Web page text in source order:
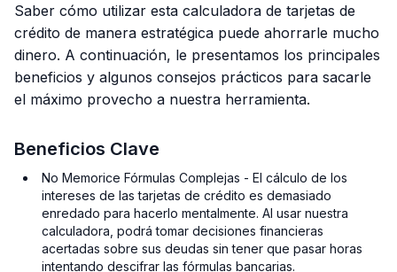
Saber cómo utilizar esta calculadora de tarjetas de
crédito de manera estratégica puede ahorrarle mucho
dinero. A continuación, le presentamos los principales
beneficios y algunos consejos prácticos para sacarle
el máximo provecho a nuestra herramienta.
Beneficios Clave
No Memorice Fórmulas Complejas - El cálculo de los
intereses de las tarjetas de crédito es demasiado
enredado para hacerlo mentalmente. Al usar nuestra
calculadora, podrá tomar decisiones financieras
acertadas sobre sus deudas sin tener que pasar horas
intentando descifrar las fórmulas bancarias.